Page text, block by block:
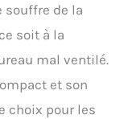
souffre de la
soit à la
mal ventilé.
et son
choix pour les